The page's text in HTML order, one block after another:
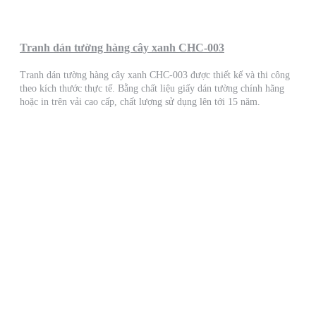
Tranh dán tường hàng cây xanh CHC-003
Tranh dán tường hàng cây xanh CHC-003 được thiết kế và thi công
theo kích thước thực tế. Bằng chất liệu giấy dán tường chính hãng
hoặc in trên vải cao cấp, chất lượng sử dụng lên tới 15 năm.